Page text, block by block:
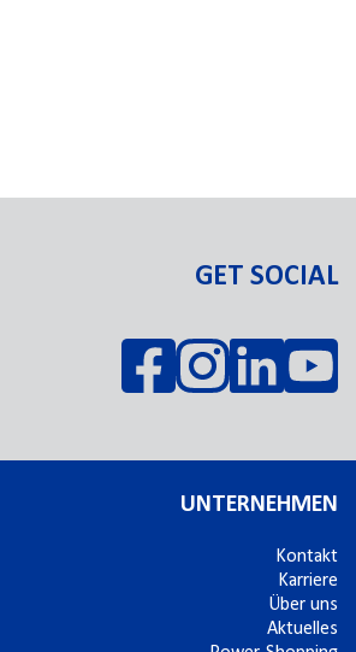
GET SOCIAL
UNTERNEHMEN
Kontakt
Karriere
Über uns
Aktuelles